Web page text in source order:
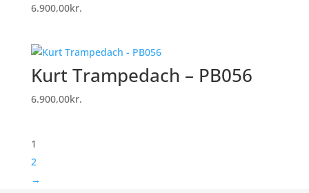
6.900,00kr.
Kurt Trampedach – PB056
6.900,00kr.
1
2
→